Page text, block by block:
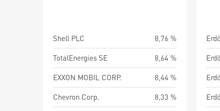
Shell PLC
8,76 %
TotalEnergies SE
8,64 %
EXXON MOBIL CORP.
8,44 %
Chevron Corp.
8,33 %